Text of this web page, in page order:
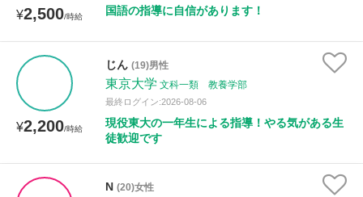
¥2,500/時給 国語の指導に自信があります！
¥2,200/時給
じん (19)男性
東京大学 文科一類 教養学部
最終ログイン:2026-08-06
現役東大の一年生による指導！やる気がある生
徒歓迎です
N (20)女性